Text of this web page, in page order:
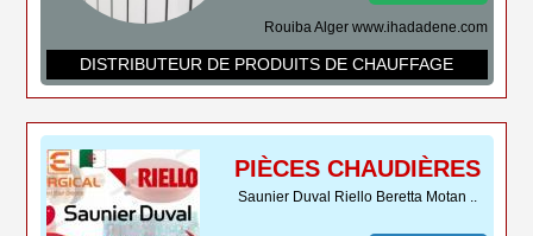
Rouiba Alger www.ihadadene.com
DISTRIBUTEUR DE PRODUITS DE CHAUFFAGE
PIÈCES CHAUDIÈRES
Saunier Duval Riello Beretta Motan ..